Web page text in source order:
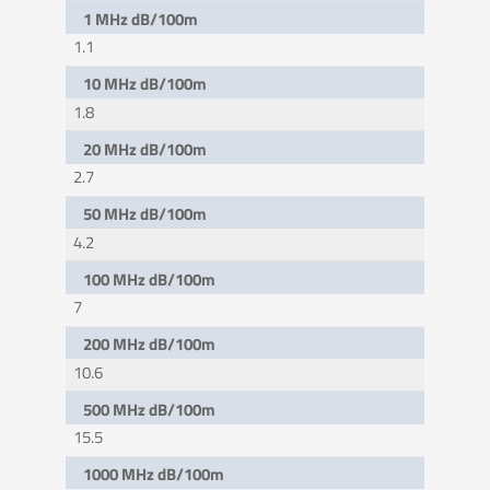
1 MHz dB/100m
1.1
10 MHz dB/100m
1.8
20 MHz dB/100m
2.7
50 MHz dB/100m
4.2
100 MHz dB/100m
7
200 MHz dB/100m
10.6
500 MHz dB/100m
15.5
1000 MHz dB/100m